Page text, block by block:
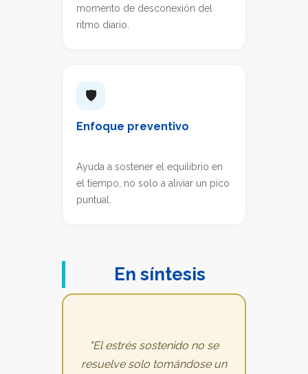
momento de desconexión del
ritmo diario.
🛡️
Enfoque preventivo
Ayuda a sostener el equilibrio en
el tiempo, no solo a aliviar un pico
puntual.
En síntesis
"El estrés sostenido no se
resuelve solo tomándose un